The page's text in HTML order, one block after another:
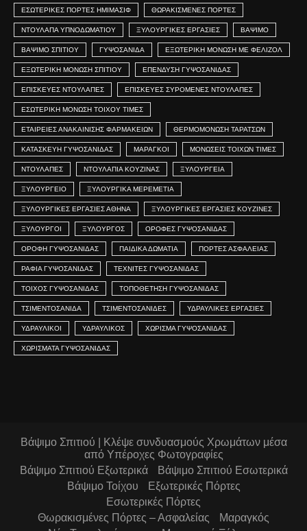
ΕΣΩΤΕΡΙΚΈΣ ΠΌΡΤΕΣ ΗΜΙΜΑΣΊΦ ΘΩΡΑΚΙΣΜΕΝΕΣ ΠΟΡΤΕΣ
ΝΤΟΥΛΆΠΑ ΥΠΝΟΔΩΜΑΤΊΟΥ ΞΥΛΟΥΡΓΙΚΈΣ ΕΡΓΑΣΊΕΣ ΒΆΨΙΜΟ
ΒΑΨΙΜΟ ΣΠΙΤΙΟΥ ΓΥΨΟΣΑΝΙΔΑ ΕΞΩΤΕΡΙΚΗ ΜΟΝΩΣΗ ΜΕ ΦΕΛΙΖΟΛ
ΕΞΩΤΕΡΙΚΗ ΜΟΝΩΣΗ ΣΠΙΤΙΟΥ ΕΠΕΝΔΥΣΗ ΓΥΨΟΣΑΝΙΔΑΣ
ΕΠΙΣΚΕΥΕΣ ΝΤΟΥΛΑΠΕΣ ΕΠΙΣΚΕΥΕΣ ΣΥΡΟΜΕΝΕΣ ΝΤΟΥΛΆΠΕΣ
ΕΣΩΤΕΡΙΚΗ ΜΟΝΩΣΗ ΤΟΙΧΟΥ ΤΙΜΕΣ
ΕΤΑΙΡΕΙΕΣ ΑΝΑΚΑΙΝΙΣΗΣ ΦΑΡΜΑΚΕΙΩΝ ΘΕΡΜΟΜΟΝΩΣΗ ΤΑΡΑΤΣΩΝ
ΚΑΤΑΣΚΕΥΉ ΓΥΨΟΣΑΝΊΔΑΣ ΜΑΡΑΓΚΟΙ ΜΟΝΏΣΕΙΣ ΤΟΊΧΩΝ ΤΙΜΕΣ
ΝΤΟΥΛΑΠΕΣ ΝΤΟΥΛΑΠΙΑ ΚΟΥΖΙΝΑΣ ΞΥΛΟΥΡΓΕΙΑ
ΞΥΛΟΥΡΓΕΙΟ ΞΥΛΟΥΡΓΙΚΑ ΜΕΡΕΜΕΤΙΑ
ΞΥΛΟΥΡΓΙΚΕΣ ΕΡΓΑΣΙΕΣ ΑΘΗΝΑ ΞΥΛΟΥΡΓΙΚΕΣ ΕΡΓΑΣΙΕΣ ΚΟΥΖΙΝΕΣ
ΞΥΛΟΥΡΓΟΙ ΞΥΛΟΥΡΓΟΣ ΟΡΟΦΕΣ ΓΥΨΟΣΑΝΙΔΑΣ
ΟΡΟΦΗ ΓΥΨΟΣΑΝΙΔΑΣ ΠΑΙΔΙΚΑ ΔΩΜΑΤΙΑ ΠΟΡΤΕΣ ΑΣΦΑΛΕΙΑΣ
ΡΑΦΙΑ ΓΥΨΟΣΑΝΙΔΑΣ ΤΕΧΝΙΤΕΣ ΓΥΨΟΣΑΝΙΔΑΣ
ΤΟΙΧΟΣ ΓΥΨΟΣΑΝΙΔΑΣ ΤΟΠΟΘΈΤΗΣΗ ΓΥΨΟΣΑΝΊΔΑΣ
ΤΣΙΜΕΝΤΟΣΑΝΙΔΑ ΤΣΙΜΕΝΤΟΣΑΝΙΔΕΣ ΥΔΡΑΥΛΙΚΕΣ ΕΡΓΑΣΙΕΣ
ΥΔΡΑΥΛΙΚΟΊ ΥΔΡΑΥΛΙΚΌΣ ΧΩΡΙΣΜΑ ΓΥΨΟΣΑΝΙΔΑΣ
ΧΩΡΙΣΜΑΤΑ ΓΥΨΟΣΑΝΙΔΑΣ
Βάψιμο Σπιτιού | Κλέψε συνδυασμούς Χρωμάτων μέσα
από Υπέροχες Φωτογραφίες
Βάψιμο Σπιτιού Εξωτερικά
Βάψιμο Σπιτιού Εσωτερικά
Βάψιμο Τοίχου
Εξωτερικές Πόρτες
Εσωτερικές Πόρτες
Θωρακισμένες Πόρτες – Ασφαλείας
Μαραγκός